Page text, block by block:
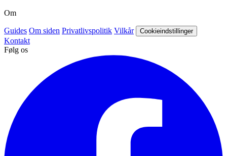
Om
Guides Om siden Privatlivspolitik Vilkår Cookieindstillinger
Kontakt
Følg os